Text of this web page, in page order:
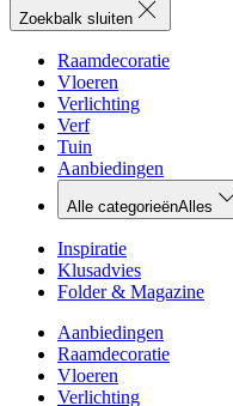
Zoekbalk sluiten
Raamdecoratie
Vloeren
Verlichting
Verf
Tuin
Aanbiedingen
Alle categorieënAlles
Inspiratie
Klusadvies
Folder & Magazine
Aanbiedingen
Raamdecoratie
Vloeren
Verlichting